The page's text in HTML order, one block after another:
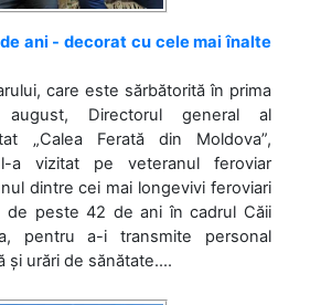
ani - decorat cu cele mai înalte
care este sărbătorită în prima
Directorul general al
„Calea Ferată din Moldova”,
a vizitat pe veteranul feroviar
dintre cei mai longevivi feroviari
de peste 42 de ani în cadrul Căii
pentru a-i transmite personal
și urări de sănătate....